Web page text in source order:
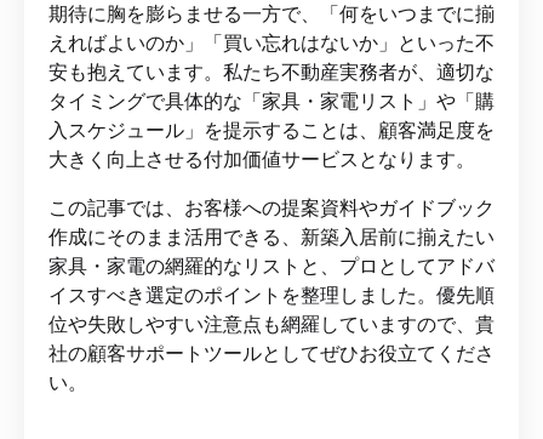
期待に胸を膨らませる一方で、「何をいつまでに揃
えればよいのか」「買い忘れはないか」といった不
安も抱えています。私たち不動産実務者が、適切な
タイミングで具体的な「家具・家電リスト」や「購
入スケジュール」を提示することは、顧客満足度を
大きく向上させる付加価値サービスとなります。
この記事では、お客様への提案資料やガイドブック
作成にそのまま活用できる、新築入居前に揃えたい
家具・家電の網羅的なリストと、プロとしてアドバ
イスすべき選定のポイントを整理しました。優先順
位や失敗しやすい注意点も網羅していますので、貴
社の顧客サポートツールとしてぜひお役立てくださ
い。